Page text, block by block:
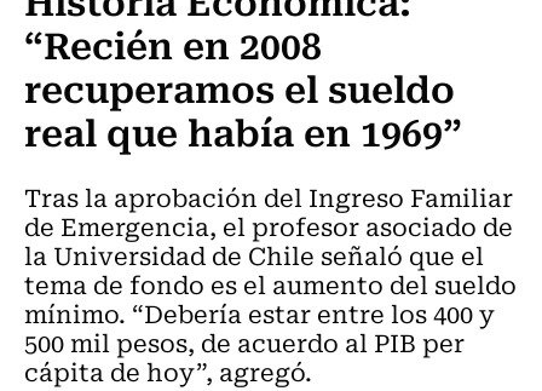
“Recién en 2008
recuperamos el sueldo
real que había en 1969”
Tras la aprobación del Ingreso Familiar
de Emergencia, el profesor asociado de
la Universidad de Chile señaló que el
tema de fondo es el aumento del sueldo
mínimo. “Debería estar entre los 400 y
500 mil pesos, de acuerdo al PIB per
cápita de hoy”, agregó.